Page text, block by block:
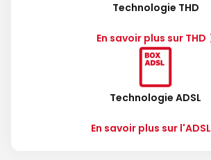
Technologie THD
En savoir plus sur THD
Technologie ADSL
En savoir plus sur l'ADSL